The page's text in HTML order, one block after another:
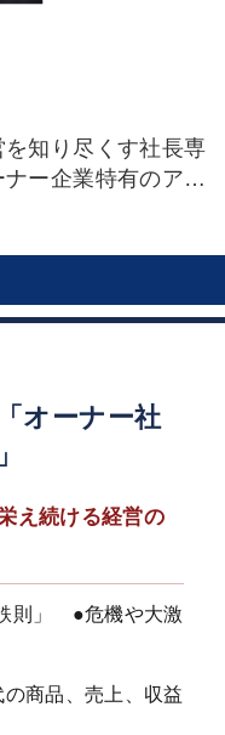
知り尽くす社長専
ー企業特有のアナ
ている。
り、社長専門の教
け継ぐ。2代目経
田社長業」の理論
れた印刷会社の代
驚異のV字回復を
』、『後継社長の
オーナー社
え続ける経営の
則」 ●危機や大激
商品、売上、収益